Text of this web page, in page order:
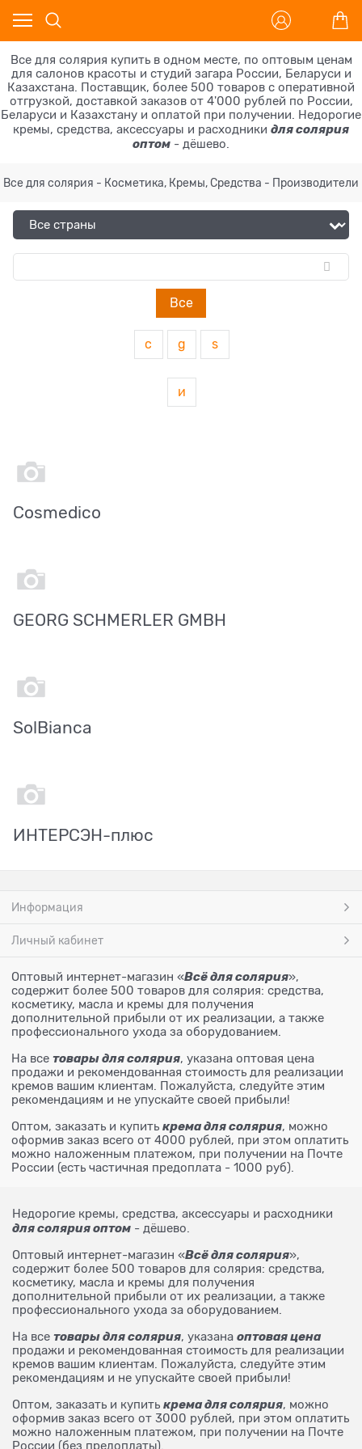
Все для солярия купить в одном месте, по оптовым ценам
для салонов красоты и студий загара России, Беларуси и
Казахстана. Поставщик, более 500 товаров с оперативной
отгрузкой, доставкой заказов от 4'000 рублей по России,
Беларуси и Казахстану и оплатой при получении. Недорогие
кремы, средства, аксессуары и расходники для солярия
оптом - дёшево.
Все для солярия - Косметика, Кремы, Средства - Производители
Все
c g s
и
Cosmedico
GEORG SCHMERLER GMBH
SolBianca
ИНТЕРСЭН-плюс
Информация
Личный кабинет
Оптовый интернет-магазин «Всё для солярия»,
содержит более 500 товаров для солярия: средства,
косметику, масла и кремы для получения
дополнительной прибыли от их реализации, а также
профессионального ухода за оборудованием.
На все товары для солярия, указана оптовая цена
продажи и рекомендованная стоимость для реализации
кремов вашим клиентам. Пожалуйста, следуйте этим
рекомендациям и не упускайте своей прибыли!
Оптом, заказать и купить крема для солярия, можно
оформив заказ всего от 4000 рублей, при этом оплатить
можно наложенным платежом, при получении на Почте
России (есть частичная предоплата - 1000 руб).
Недорогие кремы, средства, аксессуары и расходники
для солярия оптом - дёшево.
Оптовый интернет-магазин «Всё для солярия»,
содержит более 500 товаров для солярия: средства,
косметику, масла и кремы для получения
дополнительной прибыли от их реализации, а также
профессионального ухода за оборудованием.
На все товары для солярия, указана оптовая цена
продажи и рекомендованная стоимость для реализации
кремов вашим клиентам. Пожалуйста, следуйте этим
рекомендациям и не упускайте своей прибыли!
Оптом, заказать и купить крема для солярия, можно
оформив заказ всего от 3000 рублей, при этом оплатить
можно наложенным платежом, при получении на Почте
России (без предоплаты).